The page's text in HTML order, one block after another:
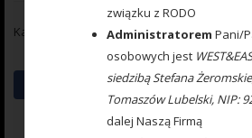
Kategoria: Akcesoria wędkarskie
związku z RODO
Administratorem Pani/
osobowych jest
siedzibą Stefana
Tomaszów Lubelski, NIP:
dalej Naszą Firmą